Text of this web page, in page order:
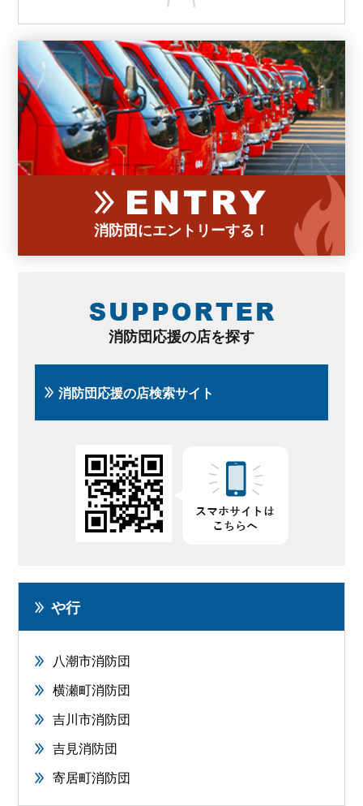
消防団にエントリーする！
消防団応援の店を探す
消防団応援の店検索サイト
や行
八潮市消防団
横瀬町消防団
吉川市消防団
吉見消防団
寄居町消防団